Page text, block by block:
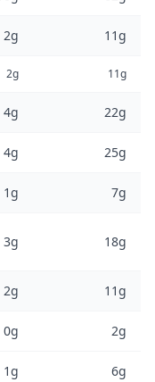
2g 11g
2g 11g
4g 22g
4g 25g
1g 7g
3g 18g
2g 11g
0g 2g
1g 6g